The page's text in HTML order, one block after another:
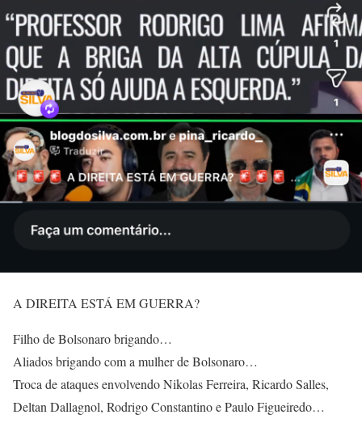
A DIREITA ESTÁ EM GUERRA?
Filho de Bolsonaro brigando…
Aliados brigando com a mulher de Bolsonaro…
Troca de ataques envolvendo Nikolas Ferreira, Ricardo Salles,
Deltan Dallagnol, Rodrigo Constantino e Paulo Figueiredo…